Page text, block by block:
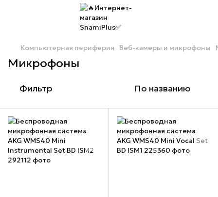
Компьютерная периферия Веб-камеры и микрофоны
Микрофоны
Фильтр По названию